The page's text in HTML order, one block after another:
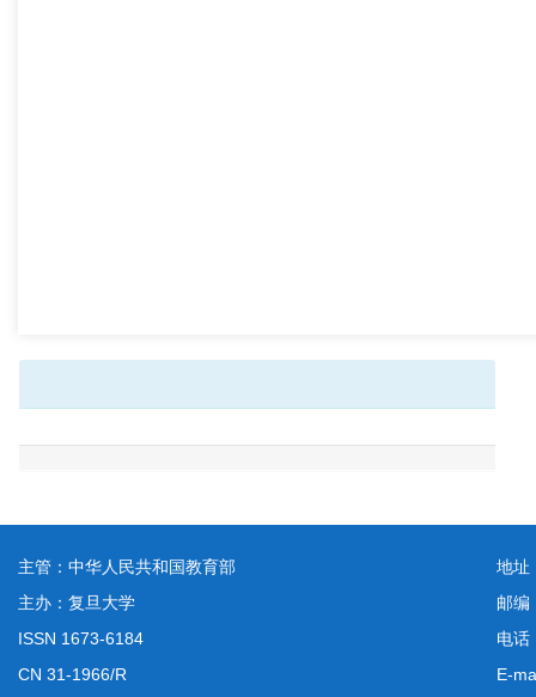
主管：中华人民共和国教育部
主办：复旦大学
ISSN 1673-6184
CN 31-1966/R
地
邮
电
E-